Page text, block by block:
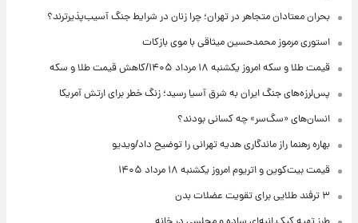
بحران معتادان متجاهر در تهران؛ چرا زنان در شرایط جنگ آسیب‌پذیرترند؟
استوری مرموز محمدحسین میثاقی با موی بازکات
قیمت طلا و سکه امروز یکشنبه ۱۸ مرداد ۱۴۰۵/کاهش قیمت طلا و سکه
پس‌لرزه‌های جنگ ایران به شرق آسیا رسید؛ زنگ خطر برای ارتش آمریکا
انسان‌های «سگ‌سر» چه کسانی بودند؟
بهاره رهنما راز ماندگاری هدیه تهرانی را توضیح داد/ویدیو
قیمت بیت‌کوین و اتریوم امروز یکشنبه ۱۸ مرداد ۱۴۰۵
۳ ترفند طلایی برای تقویت عضلات بدن